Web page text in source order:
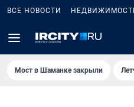
ВСЕ НОВОСТИ
Мост в Шаманке закрыли